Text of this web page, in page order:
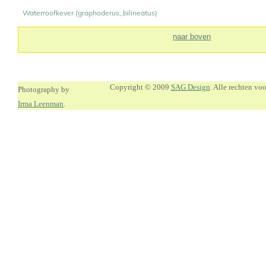
Waterroofkever (graphoderus_bilineatus)
naar boven
Photography by
Irma Leenman
Copyright © 2009 SAG Design . Alle rechten